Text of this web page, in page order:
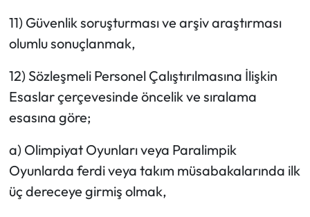
11) Güvenlik soruşturması ve arşiv araştırması
olumlu sonuçlanmak,
12) Sözleşmeli Personel Çalıştırılmasına İlişkin
Esaslar çerçevesinde öncelik ve sıralama
esasına göre;
a) Olimpiyat Oyunları veya Paralimpik
Oyunlarda ferdi veya takım müsabakalarında ilk
üç dereceye girmiş olmak,